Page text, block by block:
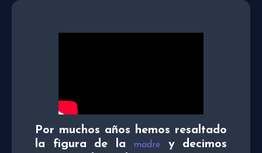
Por muchos años hemos resaltado
la figura de la
madre y decimos